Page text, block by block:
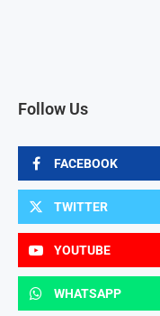
Follow Us
FACEBOOK
TWITTER
YOUTUBE
WHATSAPP